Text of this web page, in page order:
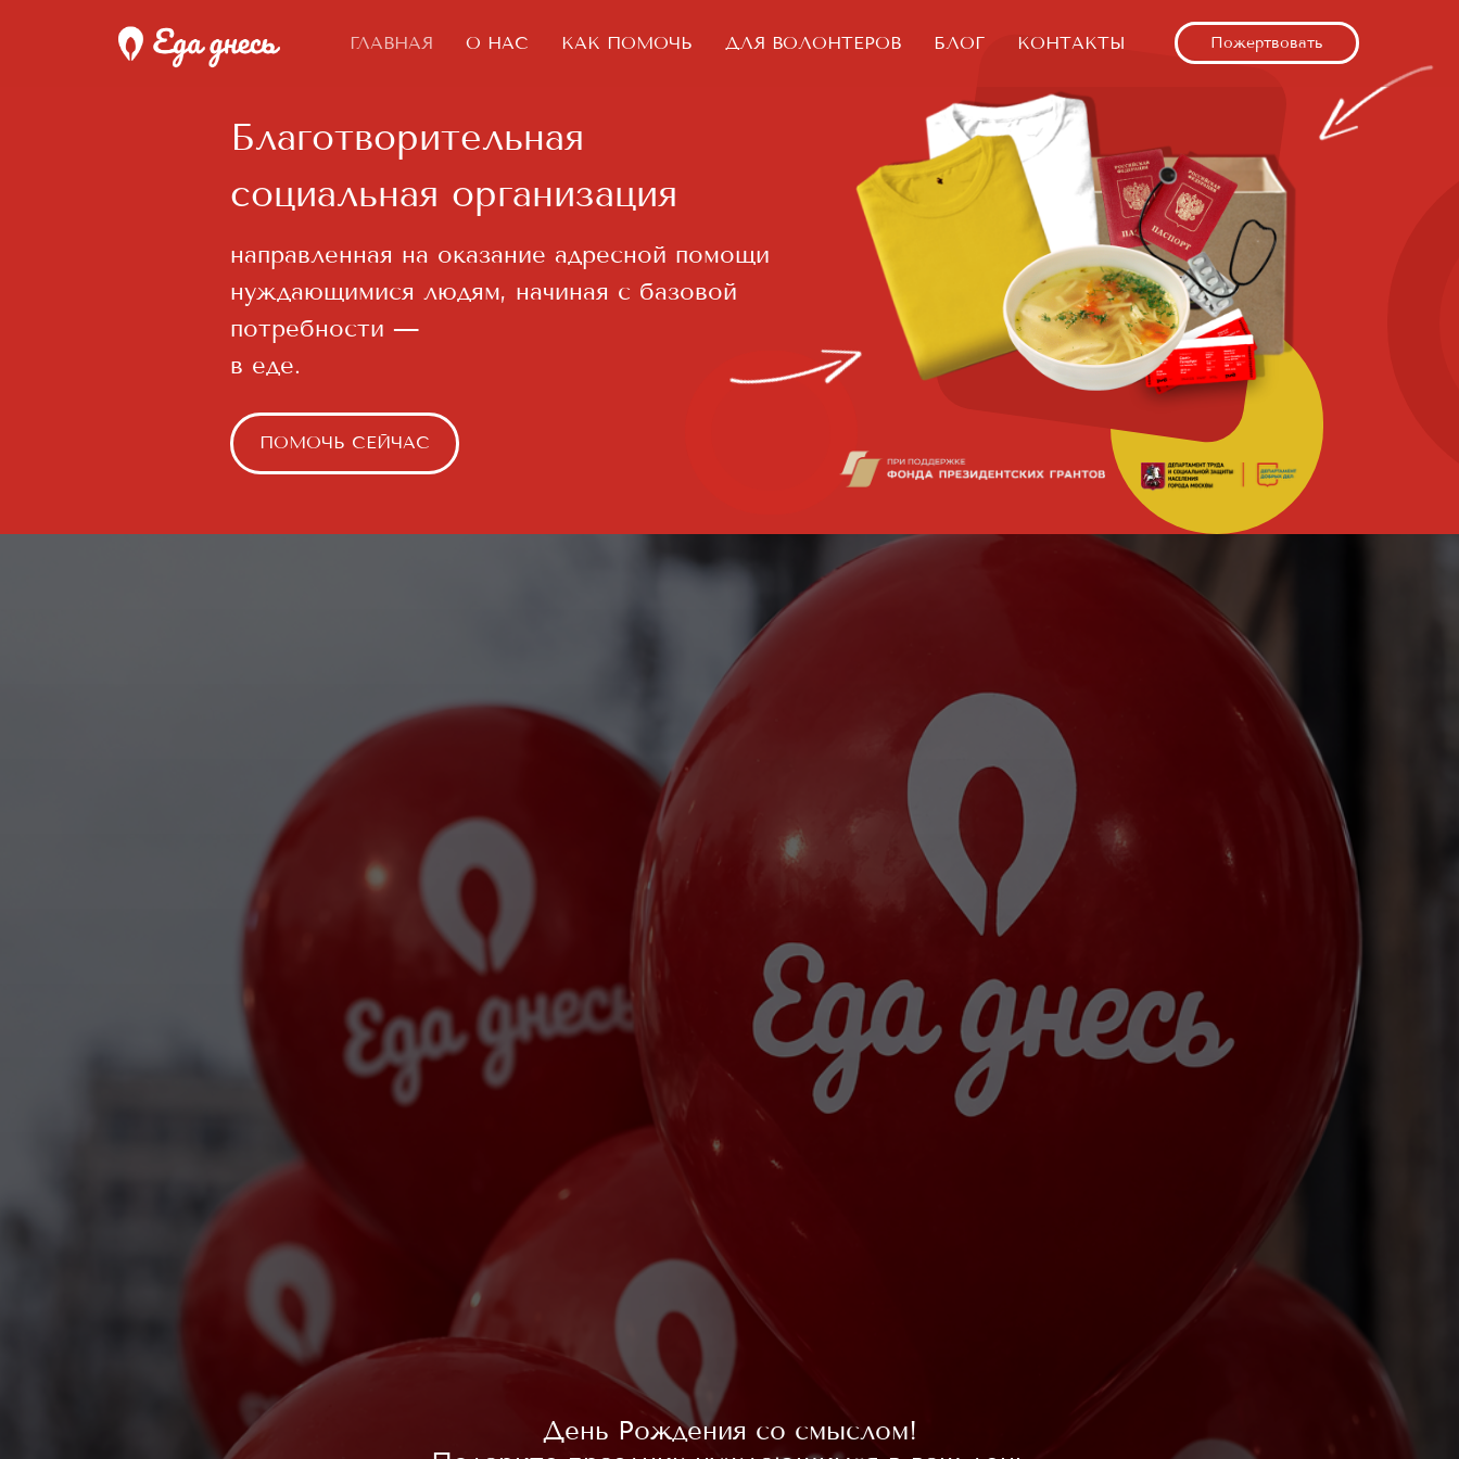
ГЛАВНАЯ О НАС КАК ПОМОЧЬ ДЛЯ ВОЛОНТЕРОВ БЛОГ КОНТАКТЫ Пожертвовать
нуждающимися людям, начиная с базовой
потребности —
в еде.
Благотворительная
День Рождения со смыслом!